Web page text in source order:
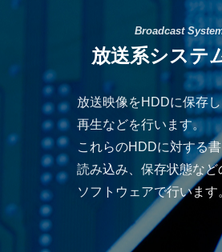
Broadcast
放送系システ
放送映像をHDDに保存
再生などを行います。
これらのHDDに対する書
読み込み、保存状態など
ソフトウェアで行います